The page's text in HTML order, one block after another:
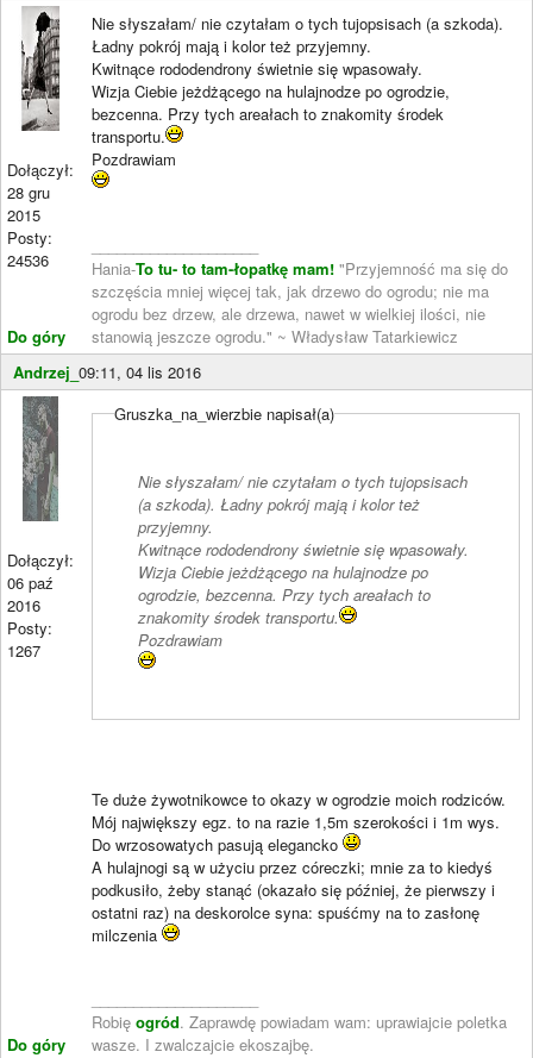
Dołączył:
28 gru
2015
Posty:
24536
Do góry
Nie słyszałam/ nie czytałam o tych tujopsisach (a szkoda).
Ładny pokrój mają i kolor też przyjemny.
Kwitnące rododendrony świetnie się wpasowały.
Wizja Ciebie jeżdżącego na hulajnodze po ogrodzie,
bezcenna. Przy tych areałach to znakomity środek
transportu.
Pozdrawiam
Hania-To tu- to tam-łopatkę mam! "Przyjemność ma się do
szczęścia mniej więcej tak, jak drzewo do ogrodu; nie ma
ogrodu bez drzew, ale drzewa, nawet w wielkiej ilości, nie
stanowią jeszcze ogrodu." ~ Władysław Tatarkiewicz
Andrzej_ 09:11, 04 lis 2016
Dołączył:
06 paź
2016
Posty:
1267
Do góry
Gruszka_na_wierzbie napisał(a)
Nie słyszałam/ nie czytałam o tych tujopsisach
(a szkoda). Ładny pokrój mają i kolor też
przyjemny.
Kwitnące rododendrony świetnie się wpasowały.
Wizja Ciebie jeżdżącego na hulajnodze po
ogrodzie, bezcenna. Przy tych areałach to
znakomity środek transportu.
Pozdrawiam
Te duże żywotnikowce to okazy w ogrodzie moich rodziców.
Mój największy egz. to na razie 1,5m szerokości i 1m wys.
Do wrzosowatych pasują elegancko
A hulajnogi są w użyciu przez córeczki; mnie za to kiedyś
podkusiło, żeby stanąć (okazało się później, że pierwszy i
ostatni raz) na deskorolce syna: spuśćmy na to zasłonę
milczenia
Robię ogród. Zaprawdę powiadam wam: uprawiajcie poletka
wasze. I zwalczajcie ekoszajbę.